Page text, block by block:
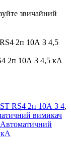
звичайний
2п 10А З 4,5 кА
RS4 2п 10А З 4,
вимикач
Автоматичний